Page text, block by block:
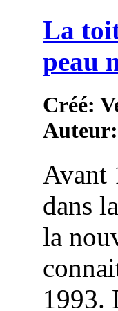
La
peau
Créé:
Avant
dans
la
1993.